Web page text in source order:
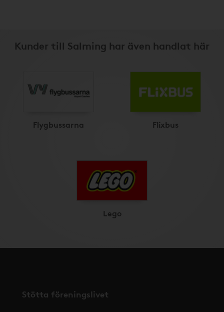
Kunder till Salming har även handlat här
Flygbussarna Flixbus
Lego
Stötta föreningslivet